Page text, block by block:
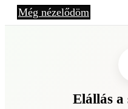
Még nézelődöm
Elállás a